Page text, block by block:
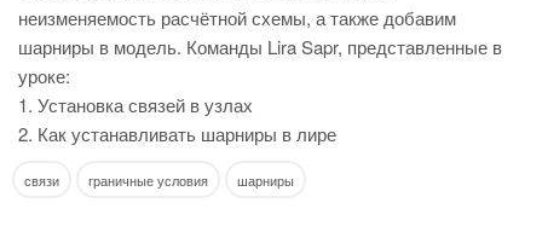
неизменяемость расчётной схемы, а также добавим
шарниры в модель. Команды Lira Sapr, представленные в
уроке:
1. Установка связей в узлах
2. Как устанавливать шарниры в лире
связи граничные условия шарниры